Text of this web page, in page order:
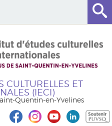
CULTURELLES ET
(IECI)
Quentin-en-Yvelines